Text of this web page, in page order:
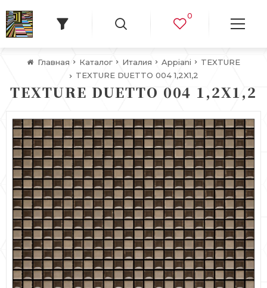
0
Главная Каталог Италия Appiani
TEXTURE
TEXTURE DUETTO 004 1,2X1,2
TEXTURE DUETTO 004 1,2X1,2